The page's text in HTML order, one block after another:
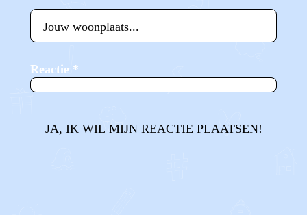
Reactie *
JA, IK WIL MIJN REACTIE PLAATSEN!